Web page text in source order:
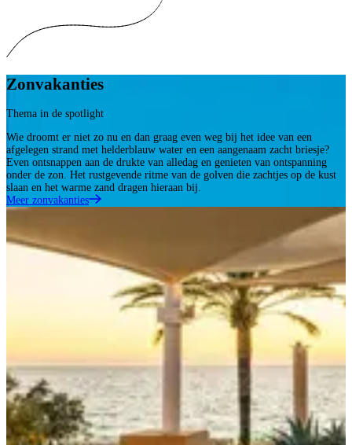
Zonvakanties
Thema in de spotlight
Wie droomt er niet zo nu en dan graag even weg bij het idee van een
afgelegen strand met helderblauw water en een aangenaam zacht briesje?
Even ontsnappen aan de drukte van alledag en genieten van ontspanning
onder de zon. Het rustgevende ritme van de golven die zachtjes op de kust
slaan en het warme zand dragen hieraan bij.
Meer zonvakanties